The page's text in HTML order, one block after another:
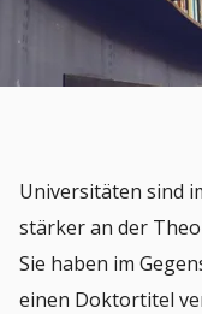
Universitäten sind
stärker an der
Sie haben im
einen Doktortitel